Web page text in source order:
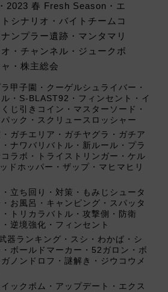
2023 春 Fresh Season・エ
シナリオ・バイトチームコ
ンプラー遺跡・マンタマリ
・チャンネル・ジュークボ
・株主総会
甲子園・クーゲルシュライバー・
・S-BLAST92・フィンセント・イ
じ引きコイン・マスターソード・
ック・スクリュースロッシャー
ガチエリア・ガチヤグラ・ガチア
ナワバリバトル・新ルール・プラ
ラボ・トライストリンガー・ケル
ドホッパー・ザップ・マヒマヒリ
立ち回り・対策・もみじシュータ
お風呂・キャンピング・スパッタ
トリカラバトル・攻撃側・防衛
逆境強化・フィンセント
器ランキング・スシ・わかば・シ
ボールドマーカー・52ガロン・ボ
ガノンドロフ・謎解き・ジウコウメ
ックボム・アップデート・エクス